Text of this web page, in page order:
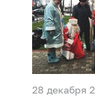
28 декабря